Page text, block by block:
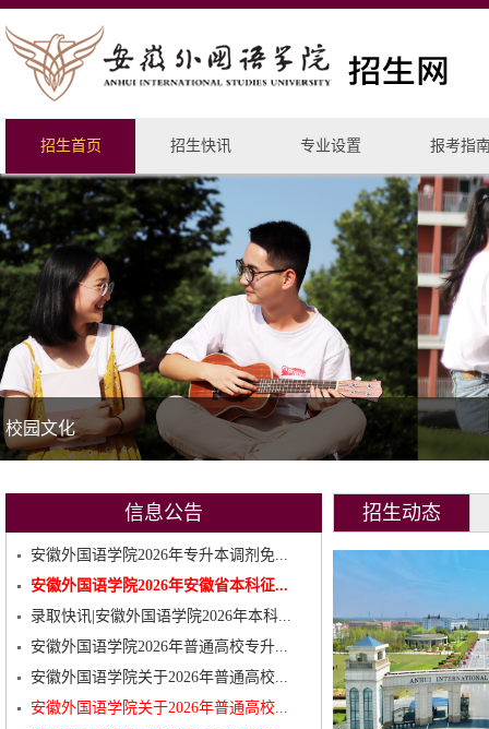
招生首页 招生快讯 专业设置 报考指
校园文化
信息公告
安徽外国语学院2026年专升本调剂免...
安徽外国语学院2026年安徽省本科征...
录取快讯|安徽外国语学院2026年本科...
安徽外国语学院2026年普通高校专升...
安徽外国语学院关于2026年普通高校...
安徽外国语学院关于2026年普通高校...
招生动态